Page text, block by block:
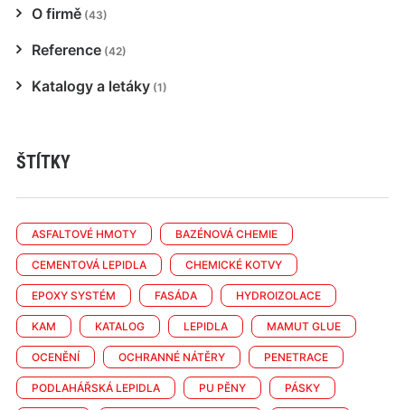
O firmě (43)
Reference (42)
Katalogy a letáky (1)
ŠTÍTKY
ASFALTOVÉ HMOTY BAZÉNOVÁ CHEMIE
CEMENTOVÁ LEPIDLA CHEMICKÉ KOTVY
EPOXY SYSTÉM FASÁDA HYDROIZOLACE
KAM KATALOG LEPIDLA MAMUT GLUE
OCENĚNÍ OCHRANNÉ NÁTĚRY PENETRACE
PODLAHÁŘSKÁ LEPIDLA PU PĚNY PÁSKY